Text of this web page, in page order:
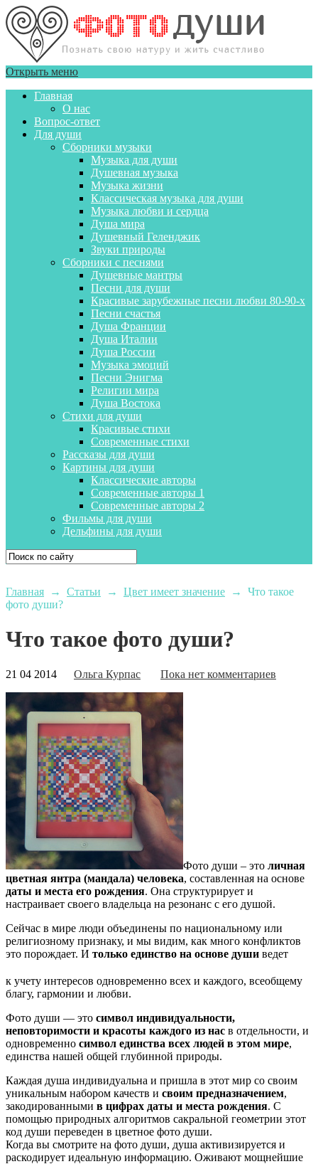
Открыть меню
Главная
О нас
Вопрос-ответ
Для души
Сборники музыки
Музыка для души
Душевная музыка
Музыка жизни
Классическая музыка для души
Музыка любви и сердца
Душа мира
Душевный Геленджик
Звуки природы
Сборники с песнями
Душевные мантры
Песни для души
Красивые зарубежные песни любви 80-90-х
Песни счастья
Душа Франции
Душа Италии
Душа России
Музыка эмоций
Песни Энигма
Религии мира
Душа Востока
Стихи для души
Красивые стихи
Современные стихи
Рассказы для души
Картины для души
Классические авторы
Современные авторы 1
Современные авторы 2
Фильмы для души
Дельфины для души
Главная → Статьи → Цвет имеет значение → Что такое
фото души?
Что такое фото души?
21 04 2014 Ольга Курпас Пока нет комментариев
Фото души – это личная
цветная янтра (мандала) человека, составленная на основе
даты и места его рождения. Она структурирует и
настраивает своего владельца на резонанс с его душой.
Сейчас в мире люди объединены по национальному или
религиозному признаку, и мы видим, как много конфликтов
это порождает. И только единство на основе души ведет
к учету интересов одновременно всех и каждого, всеобщему
благу, гармонии и любви.
Фото души — это символ индивидуальности,
неповторимости и красоты каждого из нас в отдельности, и
одновременно символ единства всех людей в этом мире,
единства нашей общей глубинной природы.
Каждая душа индивидуальна и пришла в этот мир со своим
уникальным набором качеств и своим предназначением,
закодированными в цифрах даты и места рождения. С
помощью природных алгоритмов сакральной геометрии этот
код души переведен в цветное фото души.
Когда вы смотрите на фото души, душа активизируется и
раскодирует идеальную информацию. Оживают мощнейшие